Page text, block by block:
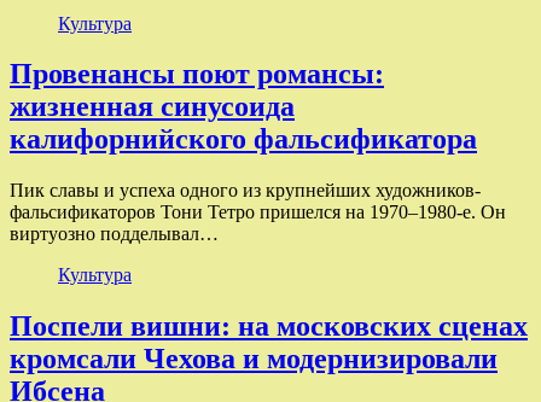
Культура
Провенансы поют романсы:
жизненная синусоида
калифорнийского фальсификатора
Пик славы и успеха одного из крупнейших художников-
фальсификаторов Тони Тетро пришелся на 1970–1980-е. Он
виртуозно подделывал…
Культура
Поспели вишни: на московских сценах
кромсали Чехова и модернизировали
Ибсена